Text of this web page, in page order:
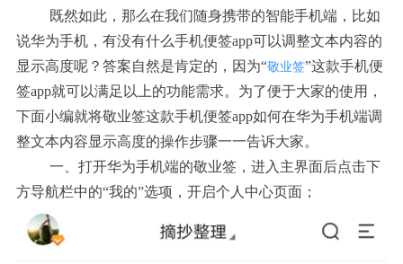
既然如此，那么在我们随身携带的智能手机端，比如
说华为手机，有没有什么手机便签app可以调整文本内容的
显示高度呢？答案自然是肯定的，因为“敬业签”这款手机便
签app就可以满足以上的功能需求。为了便于大家的使用，
下面小编就将敬业签这款手机便签app如何在华为手机端调
整文本内容显示高度的操作步骤一一告诉大家。
一、打开华为手机端的敬业签， 进入主界面后点击下
方导航栏中的“我的”选项，开启个人中心页面；